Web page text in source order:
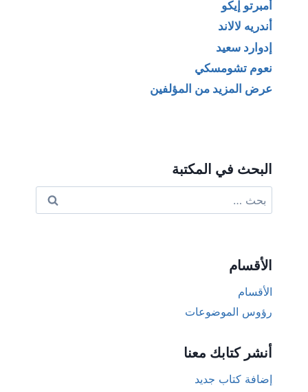
أمبرتو إيكو
أندريه لالاند
إدوارد سعيد
نعوم تشومسكي
عرض المزيد من المؤلفين
البحث في المكتبة
عن:
الأقسام
الأقسام
رؤوس الموضوعات
أنشر كتابك معنا
إضافة كتاب جديد